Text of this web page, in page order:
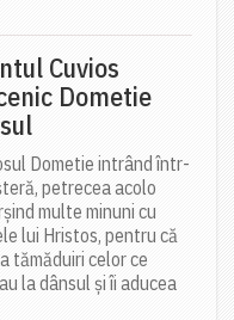
Cuvios
Dometie
Dometie intrând într-
petrecea acolo
multe minuni cu
lui Hristos, pentru că
tămăduiri celor ce
la dânsul și îi aducea